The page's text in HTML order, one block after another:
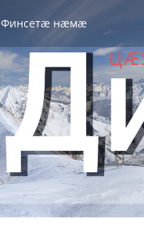
Финсетæ нæмæ